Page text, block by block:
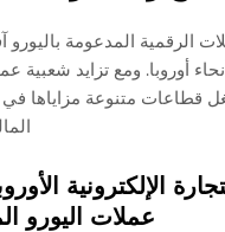
الرقمية المدعومة باليورو
أوروبا. ومع تزايد شعبية
قطاعات متنوعة مزاياها في
الإلكترونية
عملات اليورو